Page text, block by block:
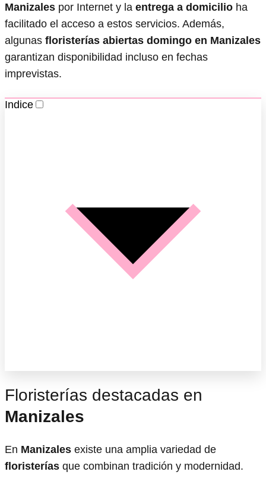
Manizales por Internet y la entrega a domicilio ha
facilitado el acceso a estos servicios. Además,
algunas floristerías abiertas domingo en Manizales
garantizan disponibilidad incluso en fechas
imprevistas.
Indice
Floristerías destacadas en
Manizales
En Manizales existe una amplia variedad de
floristerías que combinan tradición y modernidad.